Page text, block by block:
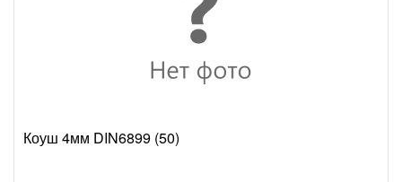
Коуш 4мм DIN6899 (50)